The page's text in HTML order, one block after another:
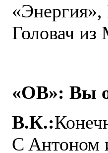
Головач
«ОВ»: Вы
В.К.:
С Антоном